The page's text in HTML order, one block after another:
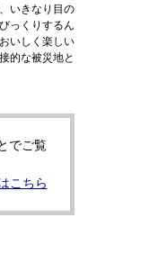
いきなり目の
っくりするん
いしく楽しい
的な被災地と
でご覧
こちら